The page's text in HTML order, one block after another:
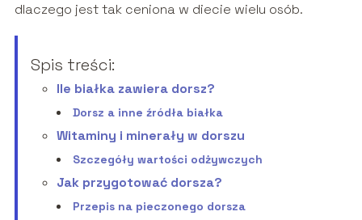
dlaczego jest tak ceniona w diecie wielu osób.
Spis treści:
Ile białka zawiera dorsz?
Dorsz a inne źródła białka
Witaminy i minerały w dorszu
Szczegóły wartości odżywczych
Jak przygotować dorsza?
Przepis na pieczonego dorsza